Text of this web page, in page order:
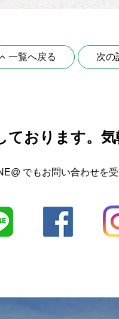
一覧へ戻る 次の
おります。
でもお問い合わせを